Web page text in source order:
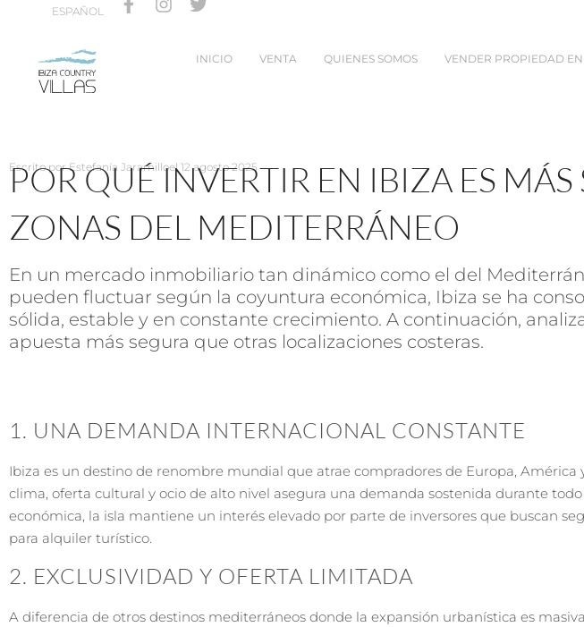
ESPAÑOL
INICIO VENTA QUIENES SOMOS VENDER PROPIEDAD
Escrito porEstefanía Jaramilloel12 agosto 2025
POR QUÉ INVERTIR EN IBIZA ES
ZONAS DEL MEDITERRÁNEO
En un mercado inmobiliario tan dinámico como el del
pueden fluctuar según la coyuntura económica, Ibiza se ha
sólida, estable y en constante crecimiento. A continuación,
apuesta más segura que otras localizaciones costeras.
1. UNA DEMANDA INTERNACIONAL CONSTANTE
Ibiza es un destino de renombre mundial que atrae compradores de Europa,
clima, oferta cultural y ocio de alto nivel asegura una demanda sostenida durante
económica, la isla mantiene un interés elevado por parte de inversores que buscan
para alquiler turístico.
2. EXCLUSIVIDAD Y OFERTA LIMITADA
A diferencia de otros destinos mediterráneos donde la expansión urbanística es